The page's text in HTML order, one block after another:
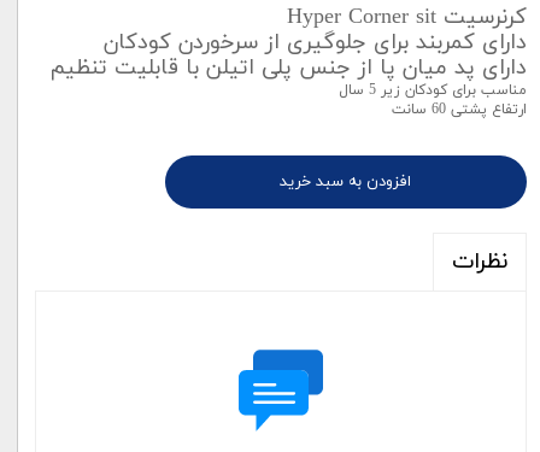
کرنرسیت Hyper Corner sit
دارای کمربند برای جلوگیری از سرخوردن کودکان
دارای پد میان پا از جنس پلی اتیلن با قابلیت تنظیم
مناسب برای کودکان زیر 5 سال
ارتفاع پشتی 60 سانت
افزودن به سبد خرید
نظرات